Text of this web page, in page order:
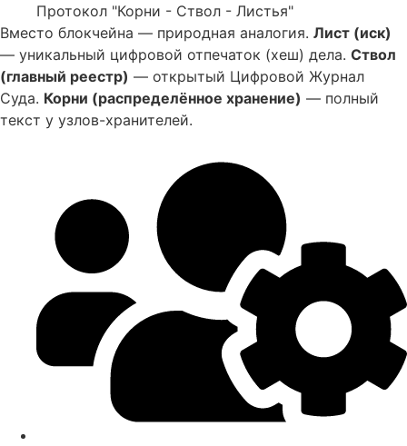
Протокол "Корни - Ствол - Листья"
Вместо блокчейна — природная аналогия. Лист (иск)
— уникальный цифровой отпечаток (хеш) дела. Ствол
(главный реестр) — открытый Цифровой Журнал
Суда. Корни (распределённое хранение) — полный
текст у узлов-хранителей.